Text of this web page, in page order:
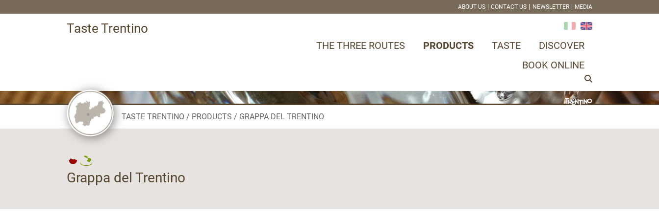
ABOUT US CONTACT US NEWSLETTER MEDIA
Taste Trentino
THE THREE ROUTES PRODUCTS TASTE
DISCOVER
BOOK ONLINE
TASTE TRENTINO PRODUCTS GRAPPA DEL TRENTINO
Grappa del Trentino